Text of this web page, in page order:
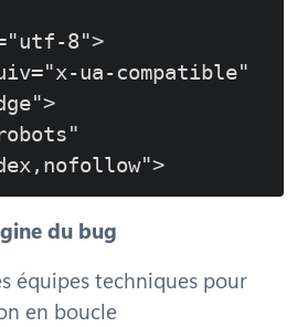
8">
ua-compatible"
du bug
équipes techniques pour
en boucle